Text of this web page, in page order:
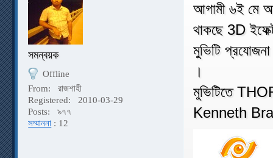
সমন্বয়ক
Offline
From:
রাজশাহী
Registered:
2010-03-29
Posts:
৯৭৭
সম্মাননা : 12
আগামী ৬ই মে
থাকছে 3D
মুভিটি
।
মুভিটিতে
Kenneth